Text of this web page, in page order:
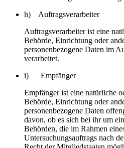
h) Auftragsverarbeiter
Auftragsverarbeiter ist eine
Behörde, Einrichtung oder
personenbezogene Daten im
verarbeitet.
i) Empfänger
Empfänger ist eine natürliche
Behörde, Einrichtung oder
personenbezogene Daten
davon, ob es sich bei ihr um
Behörden, die im Rahmen
Untersuchungsauftrags nach